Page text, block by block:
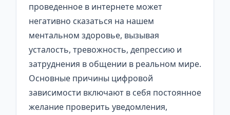
проведенное в интернете может
негативно сказаться на нашем
ментальном здоровье, вызывая
усталость, тревожность, депрессию и
затруднения в общении в реальном мире.
Основные причины цифровой
зависимости включают в себя постоянное
желание проверить уведомления,